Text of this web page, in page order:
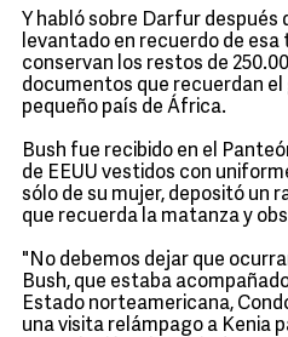
Y habló sobre Darfur después
levantado en recuerdo de esa
conservan los restos de
documentos que recuerdan
pequeño país de África.
Bush fue recibido en el
de EEUU vestidos con
sólo de su mujer, depositó un
que recuerda la matanza y
"No debemos dejar que
Bush, que estaba
Estado norteamericana,
una visita relámpago a Kenia